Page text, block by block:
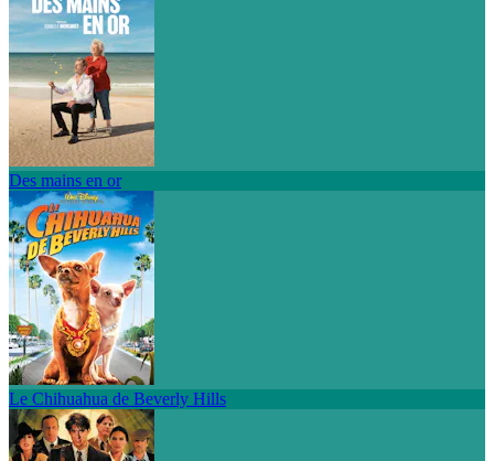
Des mains en or
Le Chihuahua de Beverly Hills